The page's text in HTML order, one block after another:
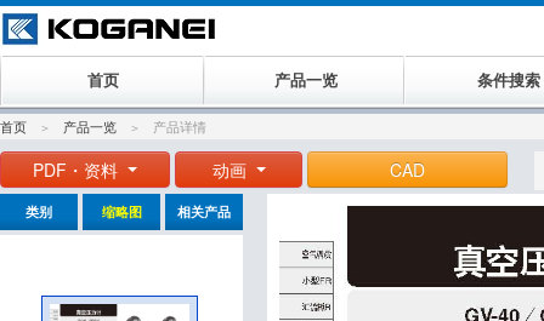
首页 产品一览 条件搜索
首页 产品一览 产品详情
PDF・资料 动画 CAD
类别 缩略图 相关产品